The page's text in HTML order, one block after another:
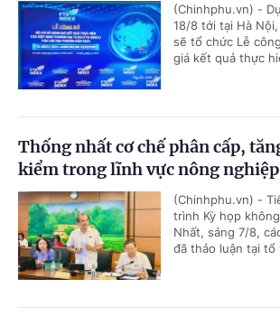
(Chinhphu.vn) -
18/8 tới tại Hà
sẽ tổ chức Lễ
giá kết quả thực
Thống nhất cơ chế phân cấp,
kiểm trong lĩnh vực nông nghiệp
(Chinhphu.vn) -
trình Kỳ họp
Nhất, sáng 7/8,
đã thảo luận tại tổ